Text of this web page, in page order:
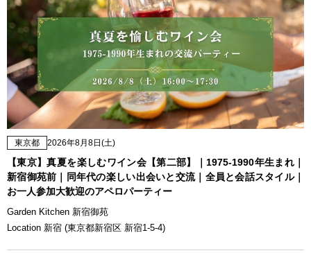
東京都 2026年8月8日(土)
【東京】真夏を楽しむワイン会【第二部】｜1975-1990年生まれ｜
新宿御苑前｜同年代の楽しい出会いと交流｜全員と会話スタイル｜
お一人参加大歓迎のアペロパーティー
Garden Kitchen 新宿御苑
Location 新宿 (東京都新宿区 新宿1-5-4)